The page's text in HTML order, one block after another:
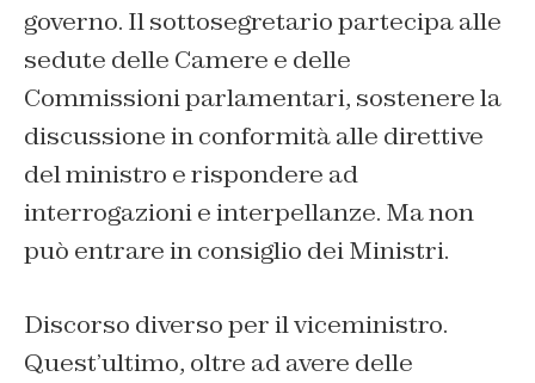
governo. Il sottosegretario partecipa alle
sedute delle Camere e delle
Commissioni parlamentari, sostenere la
discussione in conformità alle direttive
del ministro e rispondere ad
interrogazioni e interpellanze. Ma non
può entrare in consiglio dei Ministri.
Discorso diverso per il viceministro.
Quest’ultimo, oltre ad avere delle